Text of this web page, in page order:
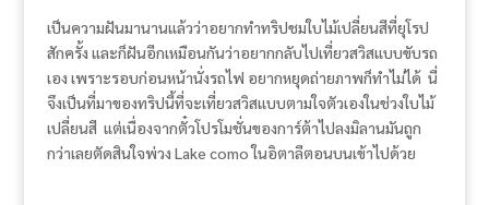
เป็นความฝันมานานแล้วว่าอยากทำทริปชมใบไม้เปลี่ยนสีที่ยุโรป
สักครั้ง และก็ฝันอีกเหมือนกันว่าอยากกลับไปเที่ยวสวิสแบบขับรถ
เอง เพราะรอบก่อนหน้านั่งรถไฟ อยากหยุดถ่ายภาพก็ทำไม่ได้ นี่
จึงเป็นที่มาของทริปนี้ที่จะเที่ยวสวิสแบบตามใจตัวเองในช่วงใบไม้
เปลี่ยนสี แต่เนื่องจากตั๋วโปรโมชั่นของการ์ต้าไปลงมิลานมันถูก
กว่าเลยตัดสินใจพ่วง Lake como ในอิตาลีตอนบนเข้าไปด้วย